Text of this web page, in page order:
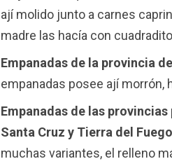
ají molido junto a carnes
madre las hacía con
Empanadas de la provincia
empanadas posee ají morrón,
Empanadas de las provincias
Santa Cruz y Tierra del
muchas variantes, el relleno